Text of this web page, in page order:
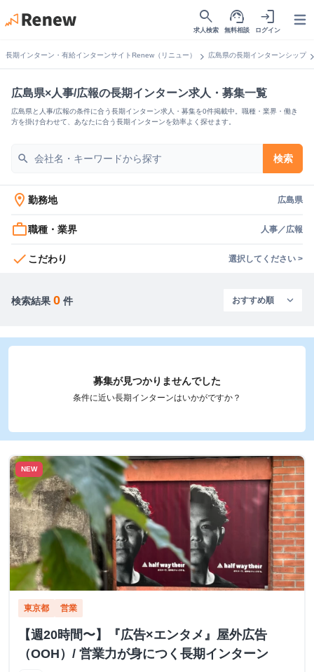
search
求人検索
support_agent
無料相談
login
ログイン
長期インターン・有給インターンサイトRenew（リニュー） chevron_right 広島県の長期インターンシップ
広島県×人事/広報の長期インターン求人・募集一覧
広島県と人事/広報の条件に合う長期インターン求人・募集を0件掲載中。職種・業界・働き
方を掛け合わせて、あなたに合う長期インターンを効率よく探せます。
search 検索
location_on 勤務地 広島県
work_outline職種・業界 人事／広報
check こだわり 選択してください >
検索結果 0 件
募集が見つかりませんでした
条件に近い長期インターンはいかがですか？
NEW
東京都 営業
【週20時間〜】『広告×エンタメ』屋外広告
（OOH）/ 営業力が身につく長期インターン